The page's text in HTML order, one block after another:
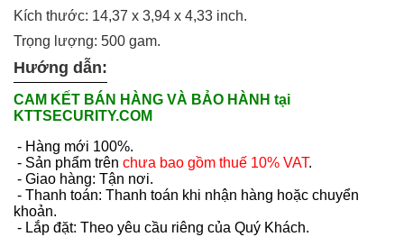
Kích thước: 14,37 x 3,94 x 4,33 inch.
Trọng lượng: 500 gam.
Hướng dẫn:
CAM KẾT BÁN HÀNG VÀ BẢO HÀNH tại
KTTSECURITY.COM
- Hàng mới 100%.
- Sản phẩm trên chưa bao gồm thuế 10% VAT.
- Giao hàng: Tận nơi.
- Thanh toán: Thanh toán khi nhận hàng hoặc chuyển
khoản.
- Lắp đặt: Theo yêu cầu riêng của Quý Khách.